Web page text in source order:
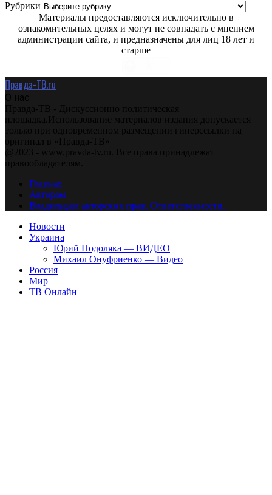
Рубрики
Материалы предоставляются исключительно в
ознакомительных целях и могут не совпадать с мнением
администрации сайта, и предназначены для лиц 18 лет и
старше
Правда-ТВ.ru
О нас
Правда-ТВ - Дискуссионно политическая
площадка.Использование материалов издания допускается
только при одновременном размещении гиперссылки на
оригинал в «Правда-ТВ»
@2023 - www.pravda-tv.ru. Все права принадлежат
правообладателям.
Главная
Авторам
Владельцам авторских прав. Ответственности.
Новости
Украина
Юрий Подоляка — ВИДЕО
Михаил Онуфриенко — Видео
Россия
Мир
ТВ Онлайн